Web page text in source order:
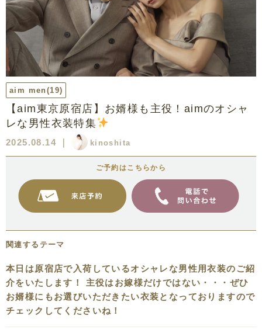
aim men(19)
【aim東京原宿店】お婿様も主役！aimのオシャ
レな男性衣装特集
2025.08.14 kinoshita
ご予約はこちらから
関連するテーマ
本日は原宿店で入荷しているオシャレな男性用衣装のご紹
介をいたします！ 主役はお嫁様だけではない・・・ぜひ
お婿様にもお選びいただきたい衣装となっておりますので
チェックしてくださいね！